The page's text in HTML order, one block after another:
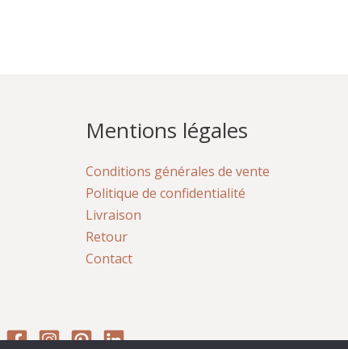
Mentions légales
Conditions générales de vente
Politique de confidentialité
Livraison
Retour
Contact